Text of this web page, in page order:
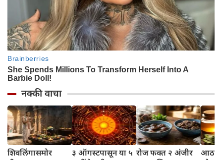
नक्की वाचा
शिवलिंगासमोर
३ ऑगस्टपासून या ५ रोज फक्त २ अंजीर